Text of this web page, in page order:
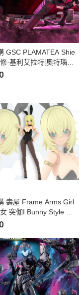
GSC PLAMATEA Shie
·基利艾拉特[奧特瑙
Barrel Edition 組裝模
壽屋 Frame Arms Girl
突伽I Bunny Style 組